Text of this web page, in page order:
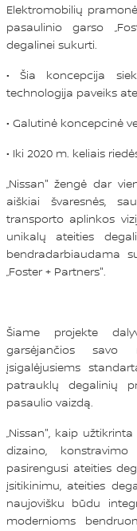
Elektromobilių
pasaulinio garso
degalinei sukurti.
• Šia koncepcija
technologija paveiks
• Galutinė koncepcinė
• Iki 2020 m. keliais
„Nissan" žengė dar
aiškiai švaresnės,
transporto aplinkos
unikalų ateities
bendradarbiaudama
„Foster + Partners".
Šiame projekte
garsėjančios savo
įsigalėjusiems
patrauklų degalinių
pasaulio vaizdą.
„Nissan", kaip
dizaino,
pasirengusi ateities
įsitikinimu, ateities
naujovišku būdu
modernioms